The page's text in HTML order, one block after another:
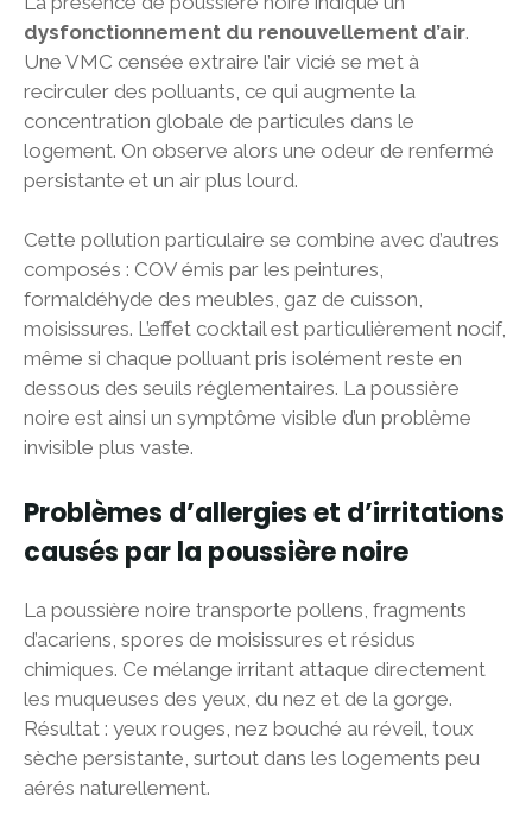
dysfonctionnement du renouvellement d’air.
Une VMC censée extraire l’air vicié se met à
recirculer des polluants, ce qui augmente la
concentration globale de particules dans le
logement. On observe alors une odeur de renfermé
persistante et un air plus lourd.
Cette pollution particulaire se combine avec d’autres
composés : COV émis par les peintures,
formaldéhyde des meubles, gaz de cuisson,
moisissures. L’effet cocktail est particulièrement nocif,
même si chaque polluant pris isolément reste en
dessous des seuils réglementaires. La poussière
noire est ainsi un symptôme visible d’un problème
invisible plus vaste.
Problèmes d’allergies et d’irritations
causés par la poussière noire
La poussière noire transporte pollens, fragments
d’acariens, spores de moisissures et résidus
chimiques. Ce mélange irritant attaque directement
les muqueuses des yeux, du nez et de la gorge.
Résultat : yeux rouges, nez bouché au réveil, toux
sèche persistante, surtout dans les logements peu
aérés naturellement.